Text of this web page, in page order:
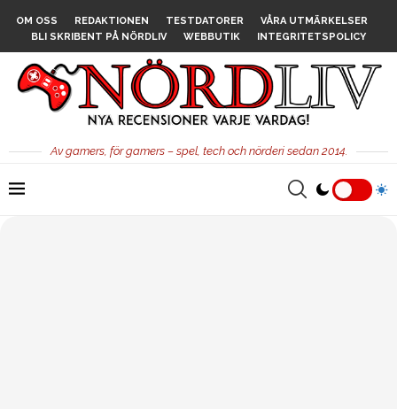
OM OSS REDAKTIONEN TESTDATORER
VÅRA UTMÄRKELSER
BLI SKRIBENT PÅ NÖRDLIV
WEBBUTIK INTEGRITETSPOLICY
Av gamers, för gamers – spel, tech och nörderi sedan 2014.